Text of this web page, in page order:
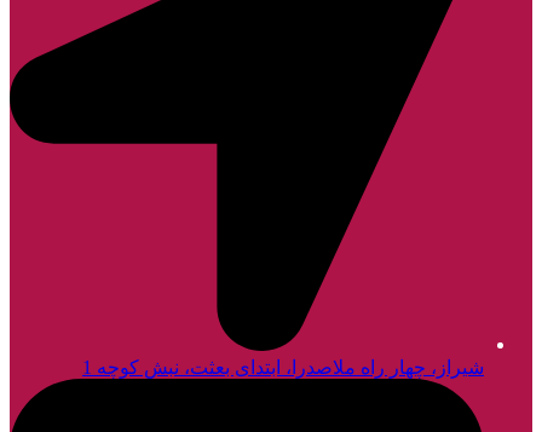
شیراز، چهار راه ملاصدرا، ابتدای بعثت، نبش کوچه 1